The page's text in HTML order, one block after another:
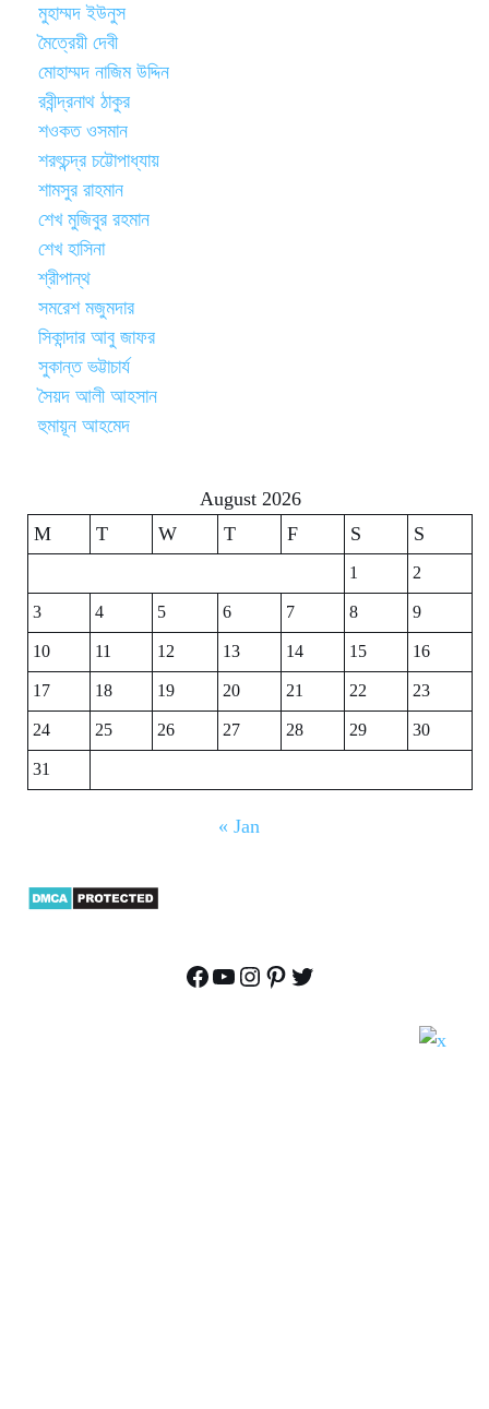
মুহাম্মদ ইউনুস
মৈত্রেয়ী দেবী
মোহাম্মদ নাজিম উদ্দিন
রবীন্দ্রনাথ ঠাকুর
শওকত ওসমান
শরৎচন্দ্র চট্টোপাধ্যায়
শামসুর রাহমান
শেখ মুজিবুর রহমান
শেখ হাসিনা
শ্রীপান্থ
সমরেশ মজুমদার
সিকান্দার আবু জাফর
সুকান্ত ভট্টাচার্য
সৈয়দ আলী আহসান
হুমায়ূন আহমেদ
August 2026
M
T W T F S S
1
2
3
4 5 6 7 8
9
10
11 12 13 14 15
16
17
18 19 20 21 22
23
24
25 26 27 28 29
30
31
« Jan